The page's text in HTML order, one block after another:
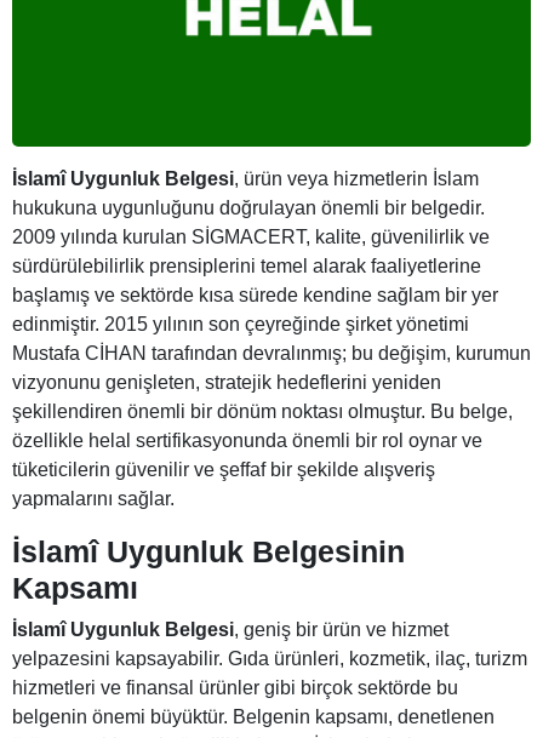
İslamî Uygunluk Belgesi, ürün veya hizmetlerin İslam
hukukuna uygunluğunu doğrulayan önemli bir belgedir.
2009 yılında kurulan SİGMACERT, kalite, güvenilirlik ve
sürdürülebilirlik prensiplerini temel alarak faaliyetlerine
başlamış ve sektörde kısa sürede kendine sağlam bir yer
edinmiştir. 2015 yılının son çeyreğinde şirket yönetimi
Mustafa CİHAN tarafından devralınmış; bu değişim, kurumun
vizyonunu genişleten, stratejik hedeflerini yeniden
şekillendiren önemli bir dönüm noktası olmuştur. Bu belge,
özellikle helal sertifikasyonunda önemli bir rol oynar ve
tüketicilerin güvenilir ve şeffaf bir şekilde alışveriş
yapmalarını sağlar.
İslamî Uygunluk Belgesinin
Kapsamı
İslamî Uygunluk Belgesi, geniş bir ürün ve hizmet
yelpazesini kapsayabilir. Gıda ürünleri, kozmetik, ilaç, turizm
hizmetleri ve finansal ürünler gibi birçok sektörde bu
belgenin önemi büyüktür. Belgenin kapsamı, denetlenen